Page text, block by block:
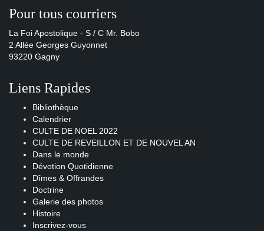
Pour tous courriers
La Foi Apostolique - S / C Mr. Bobo
2 Allée Georges Guyonnet
93220 Gagny
Liens Rapides
Bibliothèque
Calendrier
CULTE DE NOEL 2022
CULTE DE REVEILLON ET DE NOUVEL AN
Dans le monde
Dévotion Quotidienne
Dîmes & Offrandes
Doctrine
Galerie des photos
Histoire
Inscrivez-vous